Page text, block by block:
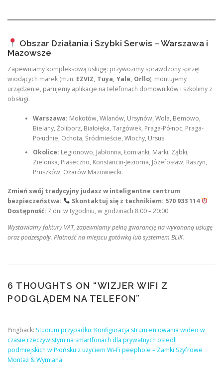
Obszar Działania i Szybki Serwis – Warszawa i
Mazowsze
Zapewniamy kompleksową usługę: przywozimy sprawdzony sprzęt
wiodących marek (m.in. EZVIZ, Tuya, Yale, Orllo), montujemy
urządzenie, parujemy aplikacje na telefonach domowników i szkolimy z
obsługi.
Warszawa: Mokotów, Wilanów, Ursynów, Wola, Bemowo,
Bielany, Żoliborz, Białołęka, Targówek, Praga-Północ, Praga-
Południe, Ochota, Śródmieście, Włochy, Ursus.
Okolice: Legionowo, Jabłonna, Łomianki, Marki, Ząbki,
Zielonka, Piaseczno, Konstancin-Jeziorna, Józefosław, Raszyn,
Pruszków, Ożarów Mazowiecki.
Zmień swój tradycyjny judasz w inteligentne centrum
bezpieczeństwa:
Skontaktuj się z technikiem: 570 933 114
Dostępność: 7 dni w tygodniu, w godzinach 8:00 – 20:00
Wystawiamy faktury VAT, zapewniamy pełną gwarancję na wykonaną usługę
oraz podzespoły. Płatność na miejscu gotówką lub systemem BLIK.
6 THOUGHTS ON “WIZJER WIFI Z
PODGLĄDEM NA TELEFON”
Pingback: Studium przypadku: Konfiguracja strumieniowania wideo w
czasie rzeczywistym na smartfonach dla prywatnych osiedli
podmiejskich w Płońsku z użyciem Wi-Fi peephole – Zamki Szyfrowe
Montaż & Wymiana